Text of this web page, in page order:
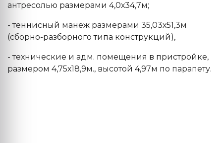
антресолью размерами 4,0х34,7м;
- теннисный манеж размерами 35,03х51,3м
(сборно-разборного типа конструкций),
- технические и адм. помещения в пристройке,
размером 4,75х18,9м., высотой 4,97м по парапету.